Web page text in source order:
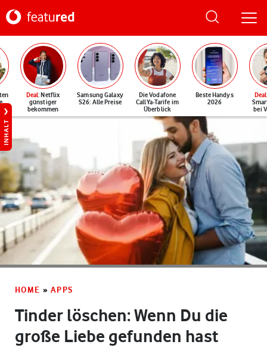
Deal: Netflix
günstiger
bekommen
Samsung Galaxy
S26: Alle Preise
Die Vodafone
CallYa-Tarife im
Überblick
Beste Handys
2026
Deal
bei
INHALT
HOME » APPS
Tinder löschen: Wenn Du die
große Liebe gefunden hast